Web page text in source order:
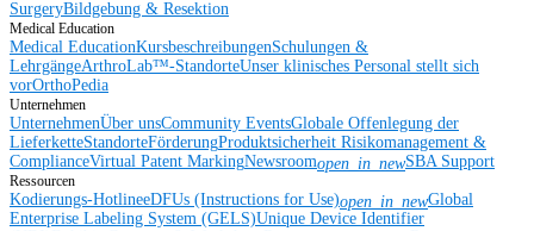
SurgeryBildgebung & Resektion
Medical Education
Medical EducationKursbeschreibungenSchulungen &
LehrgängeArthroLab™-StandorteUnser klinisches Personal stellt sich
vorOrthoPedia
Unternehmen
UnternehmenÜber unsCommunity EventsGlobale Offenlegung der
LieferketteStandorteFörderungProduktsicherheit Risikomanagement &
ComplianceVirtual Patent MarkingNewsroomopen_in_newSBA Support
Ressourcen
Kodierungs-HotlineeDFUs (Instructions for Use)open_in_newGlobal
Enterprise Labeling System (GELS)Unique Device Identifier